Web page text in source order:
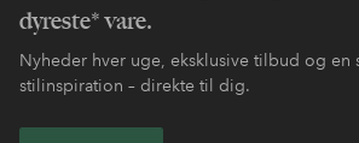
dyreste* vare.
Nyheder hver uge, eksklusive tilbud og en
stilinspiration – direkte til dig.